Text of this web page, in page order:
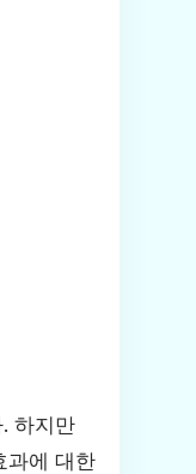
하지만
과에 대한